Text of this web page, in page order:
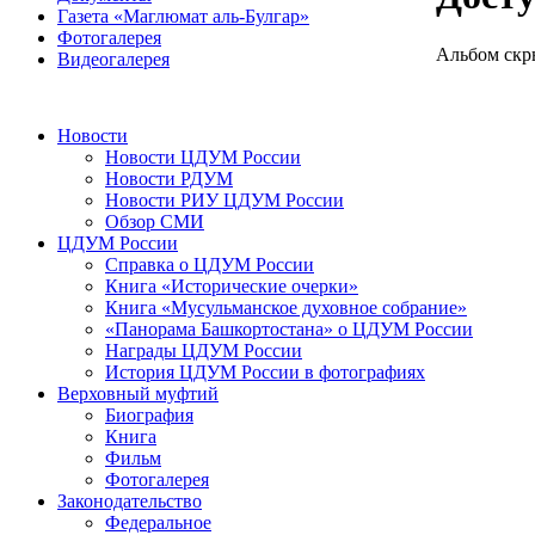
Газета «Маглюмат аль-Булгар»
Фотогалерея
Видеогалерея
Альбом
Новости
Новости ЦДУМ России
Новости РДУМ
Новости РИУ ЦДУМ России
Обзор СМИ
ЦДУМ России
Справка о ЦДУМ России
Книга «Исторические очерки»
Книга «Мусульманское духовное собрание»
«Панорама Башкортостана» о ЦДУМ России
Награды ЦДУМ России
История ЦДУМ России в фотографиях
Верховный муфтий
Биография
Книга
Фильм
Фотогалерея
Законодательство
Федеральное